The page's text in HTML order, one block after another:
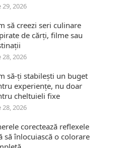
29, 2026
să creezi seri culinare
de cărți, filme sau
28, 2026
să-ți stabilești un buget
experiențe, nu doar
cheltuieli fixe
28, 2026
corectează reflexele
să înlocuiască o colorare